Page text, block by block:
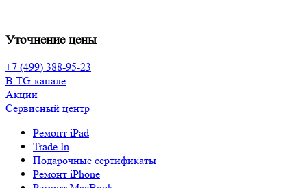
Уточнение цены
+7 (499) 388-95-23
В TG-канале
Акции
Сервисный центр
Ремонт iPad
Trade In
Подарочные сертификаты
Ремонт iPhone